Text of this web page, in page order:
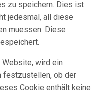
zu speichern. Dies ist
jedesmal, all diese
muessen. Diese
wird ein
festzustellen, ob der
Cookie enthält keine